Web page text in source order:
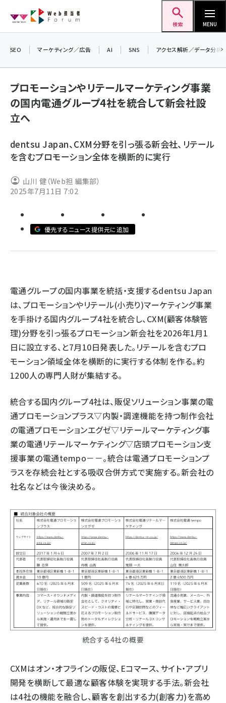
ン
検索 MENU
youtube (2441)
セミナー (2310)
meo (1277)
SEO マーケティング／広告 AI SNS アクセス解析／データ分析
プロモーションやリテールマーケティング事業
の国内電通グループ4社を統合して新会社設
立へ
dentsu Japan、CXM分野を引っ張る新会社、リテール
を含むプロモーション全体を横断的に実行
山川 健（Web担 編集部）
2025年7月11日 7:02
優先するニュース提供元に追加
電通グループの国内事業を統括・支援するdentsu Japan
は、プロモーションやリテール(小売り)マーケティング事業
を手掛ける国内グループ4社を統合し、CXM(顧客体験管
理)分野を引っ張るプロモーション新会社を2026年1月1
日に設立する、と7月10日発表した。リテールを含むプロ
モーション領域全体を横断的に実行する体制を作る。約
1200人の専門人財が集結する。
統合する国内グループ4社は、販促ソリューション事業の電
通プロモーションプラス▽内製・調達機能を持つ制作会社
の電通プロモーションエグゼ▽リテールマーケティング事
業の電通リテールマーケティング▽店頭プロモーション支
援事業の電通tempo－－。統合は電通プロモーションプ
ラスを存続会社とする吸収合併方式で実施する。新会社の
社名などは今後決める。
統合する4社の概要
CXMはオン・オフラインの販促、Eコマース、サイト・アプリ
開発を横断して最適な顧客体験を実現する手法。新会社
は4社の機能を融合し、顧客を創出する力(創客力)を高め
る